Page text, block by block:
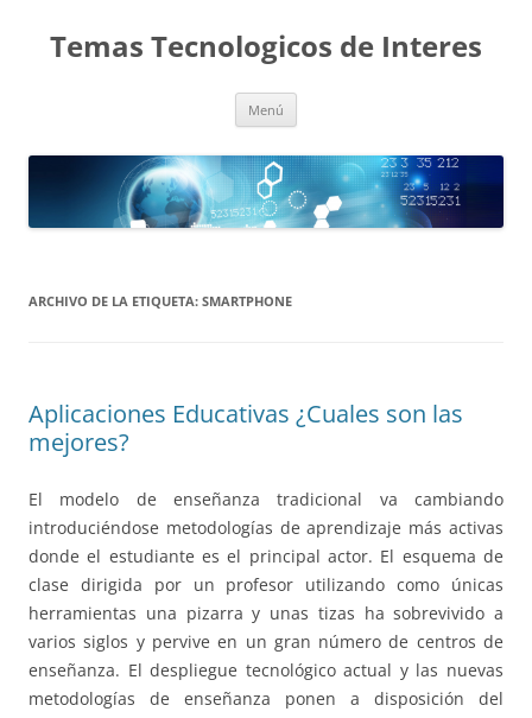
contenido
Temas Tecnologicos de Interes
Menú
ARCHIVO DE LA ETIQUETA: SMARTPHONE
Aplicaciones Educativas ¿Cuales son las
mejores?
El modelo de enseñanza tradicional va cambiando
introduciéndose metodologías de aprendizaje más activas
donde el estudiante es el principal actor. El esquema de
clase dirigida por un profesor utilizando como únicas
herramientas una pizarra y unas tizas ha sobrevivido a
varios siglos y pervive en un gran número de centros de
enseñanza. El despliegue tecnológico actual y las nuevas
metodologías de enseñanza ponen a disposición del